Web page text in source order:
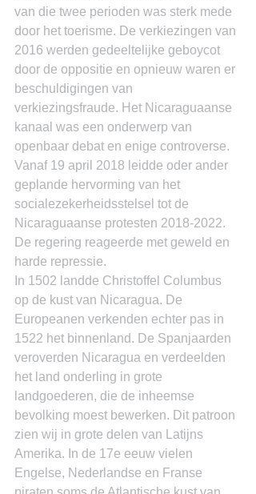
van die twee perioden was sterk mede
door het toerisme. De verkiezingen van
2016 werden gedeeltelijke geboycot
door de oppositie en opnieuw waren er
beschuldigingen van
verkiezingsfraude. Het Nicaraguaanse
kanaal was een onderwerp van
openbaar debat en enige controverse.
Vanaf 19 april 2018 leidde oder ander
geplande hervorming van het
socialezekerheidsstelsel tot de
Nicaraguaanse protesten 2018-2022.
De regering reageerde met geweld en
harde repressie.
In 1502 landde Christoffel Columbus
op de kust van Nicaragua. De
Europeanen verkenden echter pas in
1522 het binnenland. De Spanjaarden
veroverden Nicaragua en verdeelden
het land onderling in grote
landgoederen, die de inheemse
bevolking moest bewerken. Dit patroon
zien wij in grote delen van Latijns
Amerika. In de 17e eeuw vielen
Engelse, Nederlandse en Franse